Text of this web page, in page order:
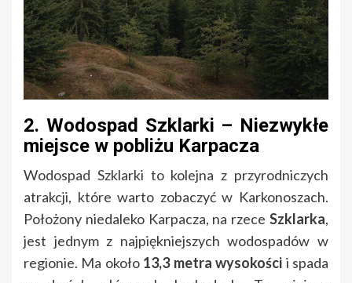
2. Wodospad Szklarki – Niezwykłe
miejsce w pobliżu Karpacza
Wodospad Szklarki to kolejna z przyrodniczych
atrakcji, które warto zobaczyć w Karkonoszach.
Położony niedaleko Karpacza, na rzece Szklarka,
jest jednym z najpiękniejszych wodospadów w
regionie. Ma około 13,3 metra wysokości i spada